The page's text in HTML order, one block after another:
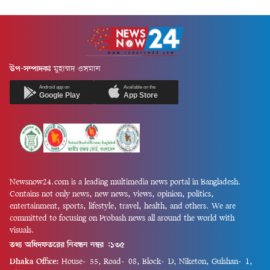
উপ-সম্পাদকঃ মুহাম্মদ ওসমান
Android app on
Google Play
Available on the
App Store
Newsnow24.com is a leading multimedia news portal in Bangladesh.
Contains not only news, new news, views, opinion, politics,
entertainment, sports, lifestyle, travel, health, and others. We are
committed to focusing on Probash news all around the world with
visuals.
তথ্য অধিদফতরের নিবন্ধন নম্বর :১৩৫
Dhaka Office: House-55, Road-08, Block-D, Niketon, Gulshan-1,